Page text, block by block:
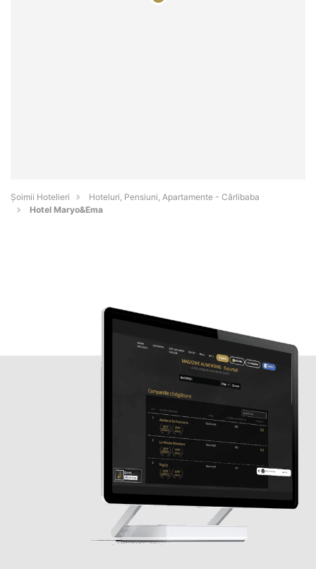
Șoimii Hotelieri
Hoteluri, Pensiuni, Apartamente - Cârlibaba
Hotel Maryo&Ema